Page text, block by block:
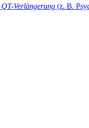
QT-Verlängerung (z. B.